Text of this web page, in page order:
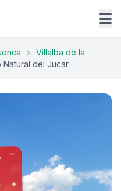
> Villalba de la
Natural del Jucar